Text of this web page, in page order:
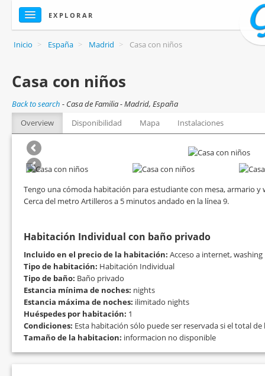
EXPLORAR
Inicio > España > Madrid > Casa con niños
Casa con niños
Back to search - Casa de Familia - Madrid, España
Overview
Disponibilidad Mapa Instalaciones
Tengo una cómoda habitación para estudiante con mesa, armario y
Cerca del metro Artilleros a 5 minutos andado en la línea 9.
Habitación Individual con baño privado
Incluido en el precio de la habitación: Acceso a internet,
Tipo de habitación: Habitación Individual
Tipo de baño: Baño privado
Estancia mínima de noches: nights
Estancia máxima de noches: ilimitado nights
Huéspedes por habitación: 1
Condiciones: Esta habitación sólo puede ser reservada si el total
Tamaño de la habitacion: informacion no disponible